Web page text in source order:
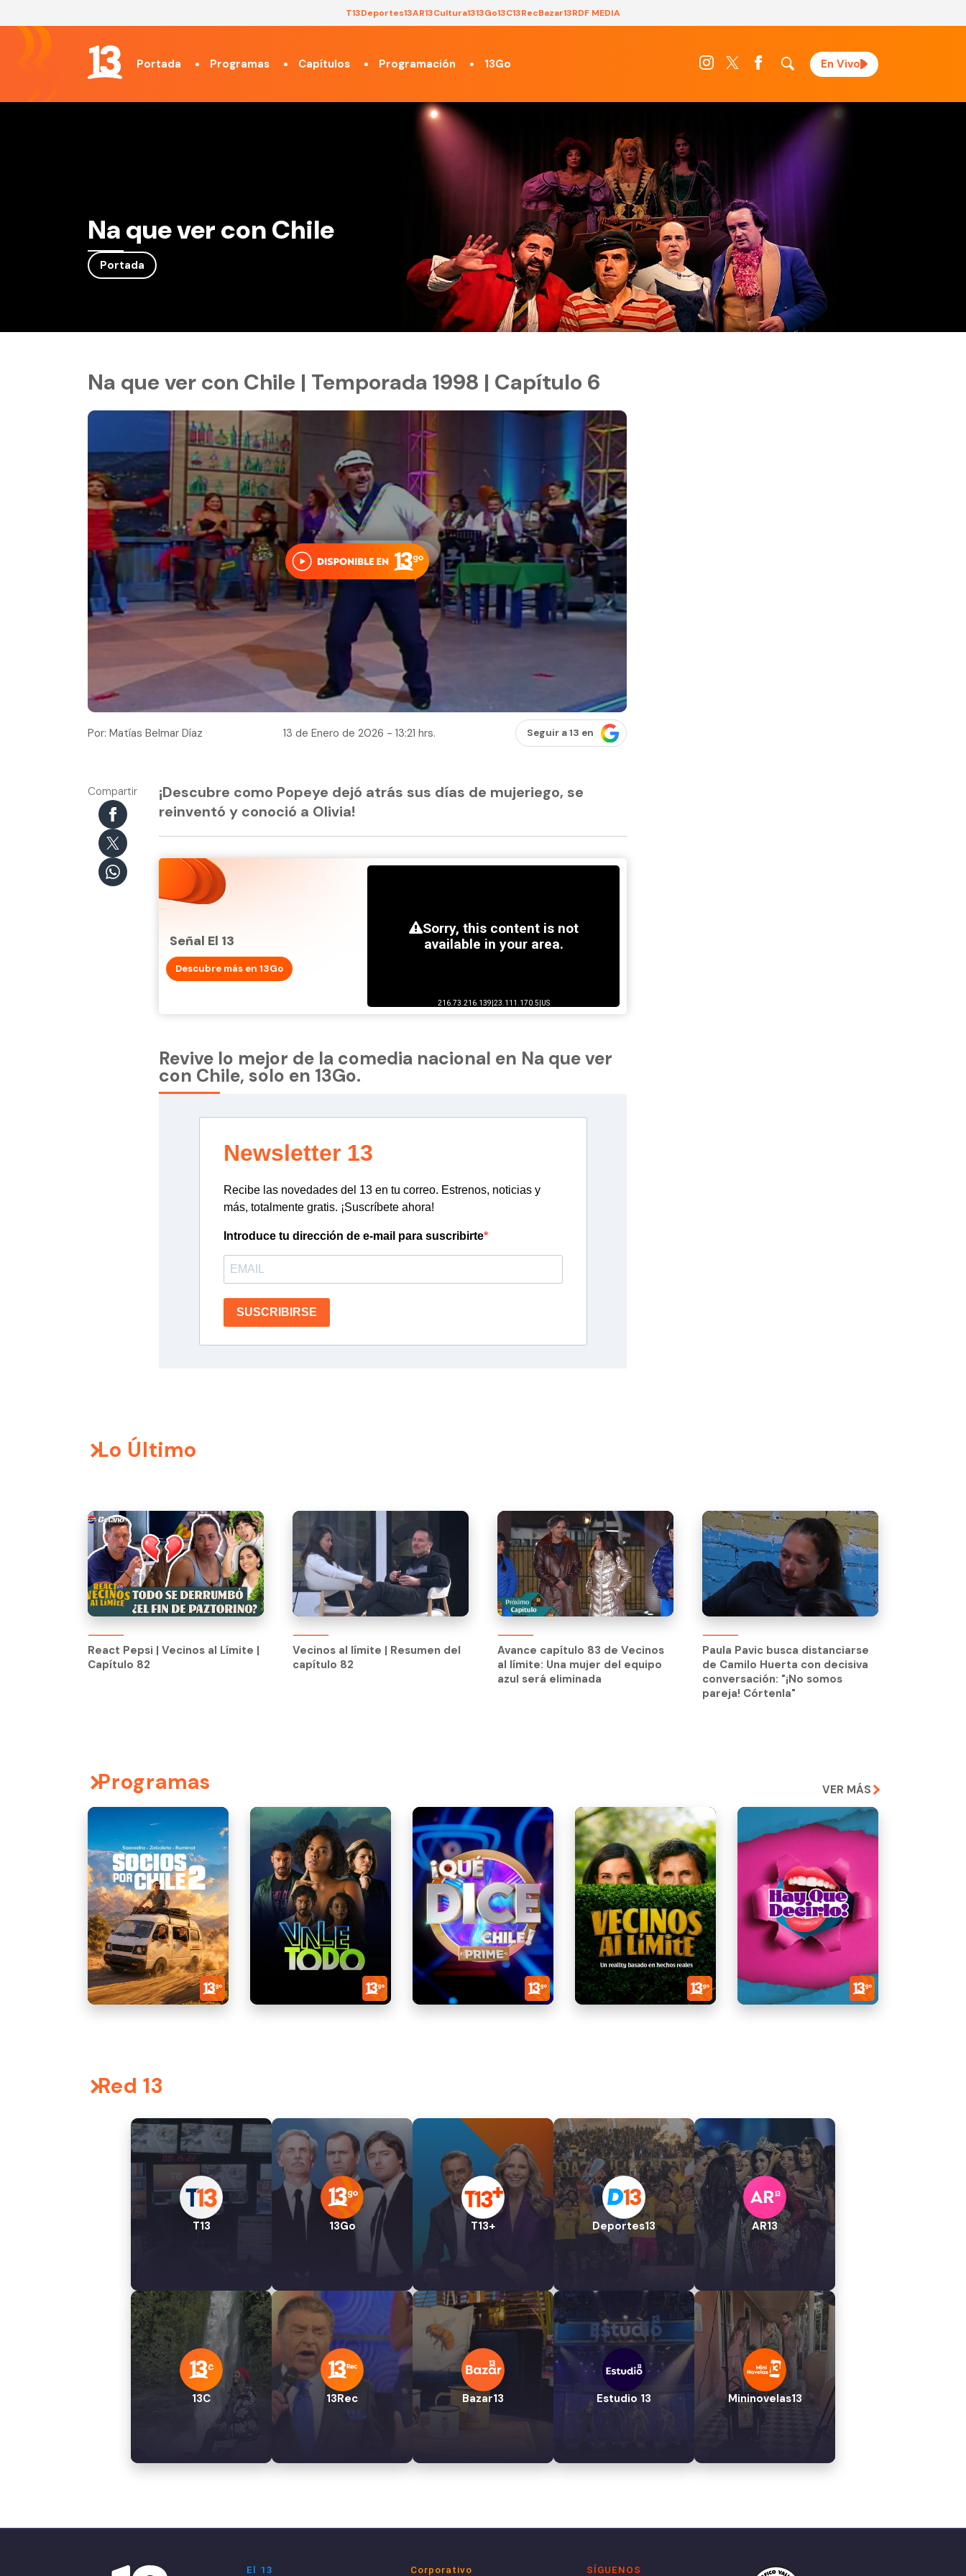
T13Deportes13AR13Cultura1313Go13C13RecBazar13RDF MEDIA
Portada Programas Capítulos Programación 13Go En Vivo
Na que ver con Chile
Portada
Na que ver con Chile | Temporada 1998 | Capítulo 6
Por: Matías Belmar Díaz 13 de Enero de 2026 - 13:21 hrs. Seguir a 13 en
Compartir
¡Descubre como Popeye dejó atrás sus días de mujeriego, se
reinventó y conoció a Olivia!
Señal El 13
Descubre más en 13Go
Revive lo mejor de la comedia nacional en Na que ver
con Chile, solo en 13Go.
Newsletter 13
Recibe las novedades del 13 en tu correo. Estrenos, noticias y
más, totalmente gratis. ¡Suscríbete ahora!
Introduce tu dirección de e-mail para suscribirte
SUSCRIBIRSE
Lo Último
Capítulo 82
React Pepsi | Vecinos al Límite |
Capítulo 82
capítulo 82
Vecinos al límite | Resumen del
capítulo 82
al límite: Una mujer del equipo
azul será eliminada
Avance capítulo 83 de Vecinos
al límite: Una mujer del equipo
azul será eliminada
de Camilo Huerta con decisiva
conversación: "¡No somos
pareja! Córtenla"
Paula Pavic busca distanciarse
de Camilo Huerta con decisiva
conversación: "¡No somos
pareja! Córtenla"
Programas VER MÁS
Red 13
T13 13Go T13+ Deportes13 AR13
13C 13Rec Bazar13 Estudio 13 Mininovelas13
El 13 Corporativo SÍGUENOS